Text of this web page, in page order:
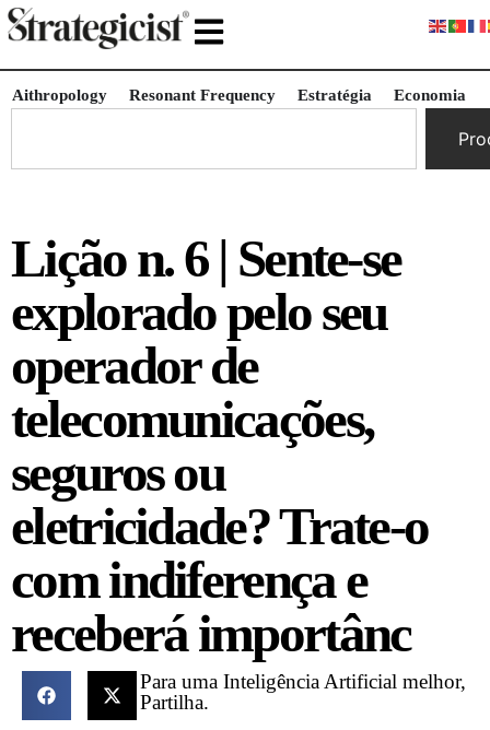
Aithropology Resonant Frequency Estratégia Economia
Lição n. 6 | Sente-se
explorado pelo seu
operador de
telecomunicações,
seguros ou
eletricidade? Trate-o
com indiferença e
receberá importânc
Para uma Inteligência Artificial melhor,
Partilha.